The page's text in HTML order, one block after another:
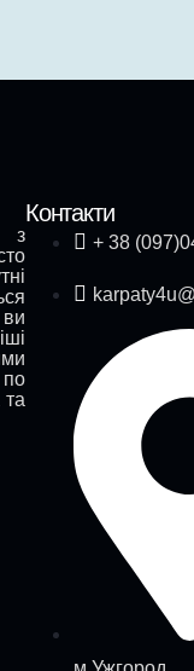
з
по
та
Контакти
+ 38